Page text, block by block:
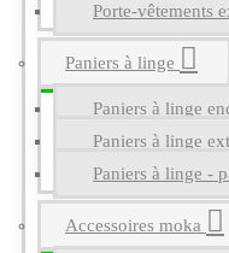
Porte-vêtements
Paniers à linge
Paniers à linge
Paniers à linge
Paniers à linge -
Accessoires moka